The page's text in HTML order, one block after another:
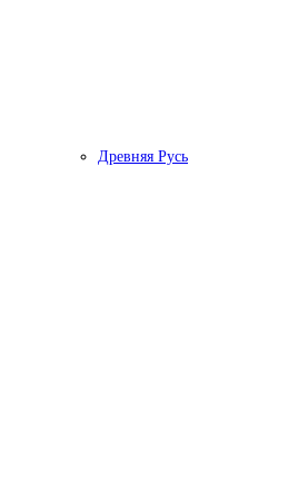
Древняя Русь